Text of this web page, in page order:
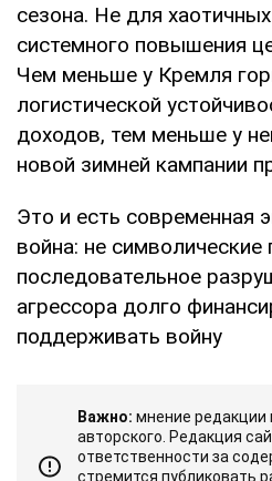
сезона. Не для
системного повышения
Чем меньше у Кремля
логистической
доходов, тем меньше у
новой зимней кампании
Это и есть современная
война: не
последовательное
агрессора долго
поддерживать войну
Важно: мнение редакции
авторского. Редакция
ответственности за
стремится публиковать